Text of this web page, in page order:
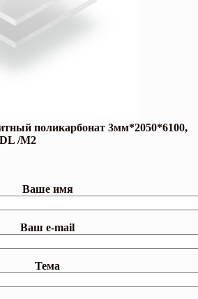
поликарбонат 3мм*2050*6100,
/M2
Ваше имя
Ваш e-mail
Тема